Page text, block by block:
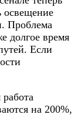
освещение
Проблема
долгое время
Если
на 200%,